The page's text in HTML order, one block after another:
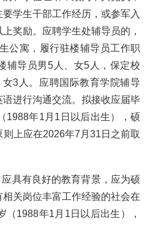
学生干部工作经历，或参军入
奖励。应聘学生处辅导员的，
公寓，履行驻楼辅导员工作职
辅导员男5人、女5人，保定校
3人。应聘国际教育学院辅导
进行沟通交流。拟接收应届毕
1988年1月1日以后出生），硕
上应在2026年7月31日之前取
应具有良好的教育背景，应为硕
关岗位丰富工作经验的社会在
（1988年1月1日以后出生），